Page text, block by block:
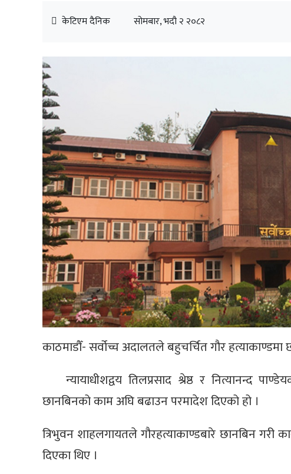
केटिएम दैनिक सोमबार, भदौ २ २०८२
काठमाडौँ- सर्वोच्च अदालतले बहुचर्चित गौर
न्यायाधीशद्वय तिलप्रसाद श्रेष्ठ र नित्यानन्द
छानबिनको काम अघि बढाउन परमादेश दिएको हो ।
त्रिभुवन शाहलगायतले गौरहत्याकाण्डबारे छानबिन गरी
दिएका थिए ।